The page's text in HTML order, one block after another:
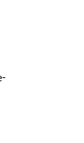
-